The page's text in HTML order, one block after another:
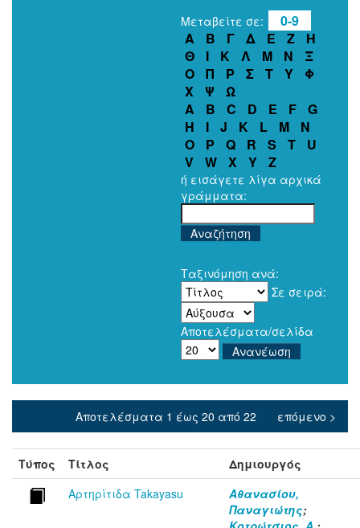
Μεταβείτε σε:
0-9
Α
Β Γ Δ Ε Ζ
Η
Θ
Ι Κ Λ Μ Ν
Ξ
Ο
Π Ρ Σ Τ Υ
Φ
Χ
Ψ
Ω
A
B C D E F
G
H
I J K L M
N
O
P Q R S T
U
V
W X Y Z
ή εισάγετε λίγα αρχικά
γράμματα:
Ταξινόμηση ανά:
Σε σειρά:
Αποτελέσματα/σελίδα
Αποτελέσματα 1 έως 20 από 22 επόμενο >
Τύπος Τίτλος
Δημιουργός
Αρτηρίτιδα Takayasu
Αθανασίου,
Παναγιώτης;